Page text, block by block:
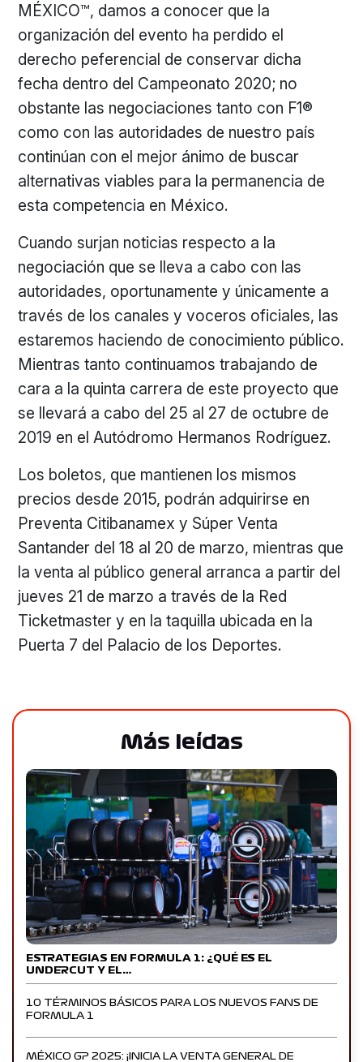
MÉXICO™, damos a conocer que la
organización del evento ha perdido el
derecho peferencial de conservar dicha
fecha dentro del Campeonato 2020; no
obstante las negociaciones tanto con F1®
como con las autoridades de nuestro país
continúan con el mejor ánimo de buscar
alternativas viables para la permanencia de
esta competencia en México.
Cuando surjan noticias respecto a la
negociación que se lleva a cabo con las
autoridades, oportunamente y únicamente a
través de los canales y voceros oficiales, las
estaremos haciendo de conocimiento público.
Mientras tanto continuamos trabajando de
cara a la quinta carrera de este proyecto que
se llevará a cabo del 25 al 27 de octubre de
2019 en el Autódromo Hermanos Rodríguez.
Los boletos, que mantienen los mismos
precios desde 2015, podrán adquirirse en
Preventa Citibanamex y Súper Venta
Santander del 18 al 20 de marzo, mientras que
la venta al público general arranca a partir del
jueves 21 de marzo a través de la Red
Ticketmaster y en la taquilla ubicada en la
Puerta 7 del Palacio de los Deportes.
Más leídas
ESTRATEGIAS EN FORMULA 1: ¿QUÉ ES EL
UNDERCUT Y EL…
10 TÉRMINOS BÁSICOS PARA LOS NUEVOS FANS DE
FORMULA 1
MÉXICO GP 2025: ¡INICIA LA VENTA GENERAL DE